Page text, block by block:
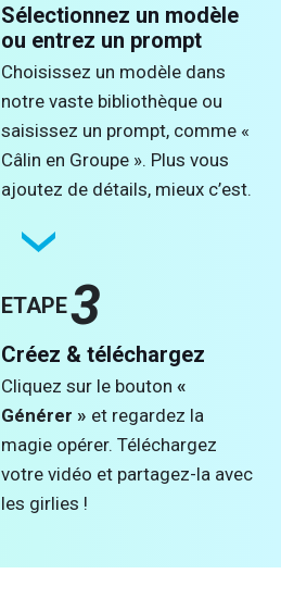
Sélectionnez un modèle
ou entrez un prompt
Choisissez un modèle dans
notre vaste bibliothèque ou
saisissez un prompt, comme «
Câlin en Groupe ». Plus vous
ajoutez de détails, mieux c’est.
ETAPE3
Créez & téléchargez
Cliquez sur le bouton«
Générer » et regardez la
magie opérer. Téléchargez
votre vidéo et partagez-la avec
les girlies !